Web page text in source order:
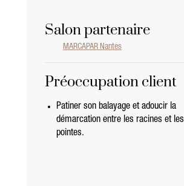
Salon partenaire
MARCAPAR Nantes
Préoccupation client
Patiner son balayage et adoucir la
démarcation entre les racines et les
pointes.